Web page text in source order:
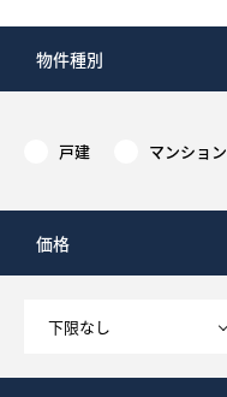
物件種別
戸建 マンション
価格